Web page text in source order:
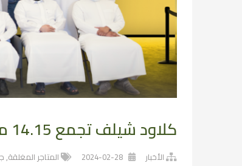
كلاود شيلف تجمع 14.15 مليون ريال في جولة استثمارية (Pre-Series A)
الأخبار 2024-02-28 المتاجر المغلقة,